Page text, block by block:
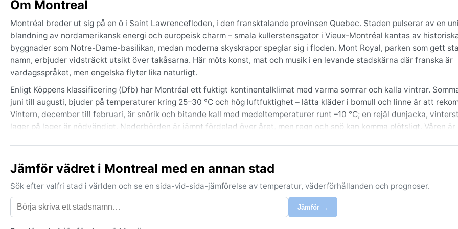
Om Montreal
Montréal breder ut sig på en ö i Saint Lawrencefloden, i den fransktalande provinsen Quebec. Staden pulserar av en
blandning av nordamerikansk energi och europeisk charm – smala kullerstensgator i Vieux-Montréal kantas av
byggnader som Notre-Dame-basilikan, medan moderna skyskrapor speglar sig i floden. Mont Royal, parken som gett
namn, erbjuder vidsträckt utsikt över takåsarna. Här möts konst, mat och musik i en levande stadskärna där franska är
vardagsspråket, men engelska flyter lika naturligt.
Enligt Köppens klassificering (Dfb) har Montréal ett fuktigt kontinentalklimat med varma somrar och kalla vintrar.
juni till augusti, bjuder på temperaturer kring 25–30 °C och hög luftfuktighet – lätta kläder i bomull och linne är att
Vintern, december till februari, är snörik och bitande kall med medeltemperaturer runt –10 °C; en rejäl dunjacka,
lager på lager är nödvändigt. Nederbörden är jämnt fördelad över året, men regn och snö kan komma plötsligt. Våren är
och löven på Mont Royal exploderar i rött och guld. Luftfuktigheten är lägre och risken för regn mindre. Vintern präglas
snöoväder och ibland isstormar som kan slå ut elen, medan våren medför smältande snö och tidvis dimma från floden.
Åskovädren är vanligast under sommarmånaderna. Orkaner når sällan hit, men rester av atlantiska stormar kan ge
som gör varje besök till en upplevelse.
Jämför vädret i Montreal med en annan stad
Sök efter valfri stad i världen och se en sida-vid-sida-jämförelse av temperatur, väderförhållanden och prognoser.
Jämför →